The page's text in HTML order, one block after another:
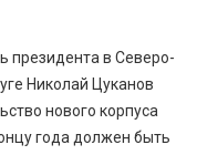
президента в Северо-
Николай Цуканов
нового корпуса
года должен быть